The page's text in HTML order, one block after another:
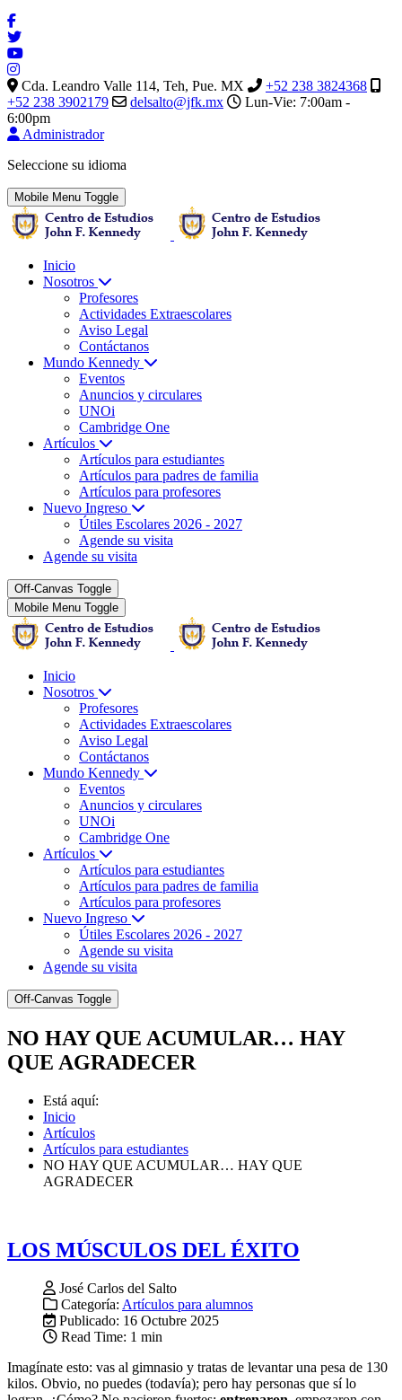
Cda. Leandro Valle 114, Teh, Pue. MX
+52 238 3824368
+52 238 3902179
delsalto@jfk.mx
Lun-Vie: 7:00am -
6:00pm
Administrador
Seleccione su idioma
Mobile Menu Toggle
Inicio
Nosotros
Profesores
Actividades Extraescolares
Aviso Legal
Contáctanos
Mundo Kennedy
Eventos
Anuncios y circulares
UNOi
Cambridge One
Artículos
Artículos para estudiantes
Artículos para padres de familia
Artículos para profesores
Nuevo Ingreso
Útiles Escolares 2026 - 2027
Agende su visita
Agende su visita
Off-Canvas Toggle
Mobile Menu Toggle
Inicio
Nosotros
Profesores
Actividades Extraescolares
Aviso Legal
Contáctanos
Mundo Kennedy
Eventos
Anuncios y circulares
UNOi
Cambridge One
Artículos
Artículos para estudiantes
Artículos para padres de familia
Artículos para profesores
Nuevo Ingreso
Útiles Escolares 2026 - 2027
Agende su visita
Agende su visita
Off-Canvas Toggle
NO HAY QUE ACUMULAR… HAY
QUE AGRADECER
Está aquí:
Inicio
Artículos
Artículos para estudiantes
NO HAY QUE ACUMULAR… HAY QUE
AGRADECER
LOS MÚSCULOS DEL ÉXITO
José Carlos del Salto
Categoría: Artículos para alumnos
Publicado: 16 Octubre 2025
Read Time: 1 min
Imagínate esto: vas al gimnasio y tratas de levantar una pesa de 130
kilos. Obvio, no puedes (todavía); pero hay personas que sí lo